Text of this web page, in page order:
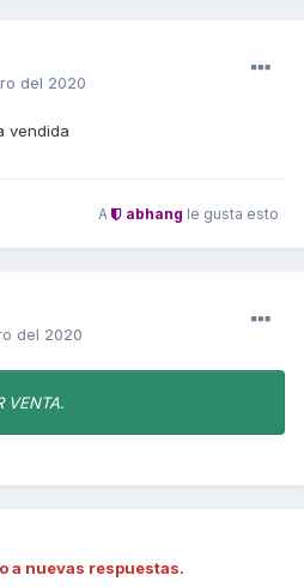
del 2020
vendida
A abhang le gusta esto
del 2020
VENTA.
a nuevas respuestas.